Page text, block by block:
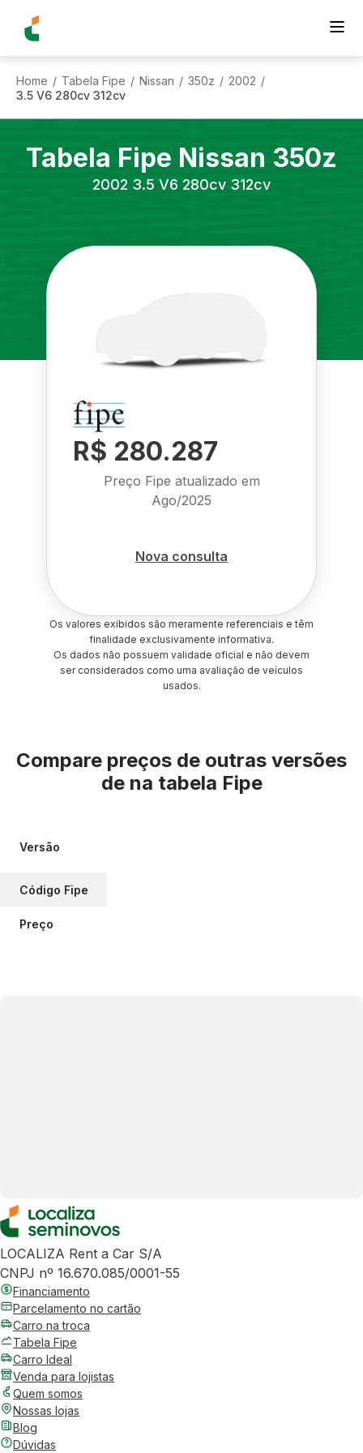
Home / Tabela Fipe / Nissan / 350z / 2002 /
3.5 V6 280cv 312cv
Tabela Fipe Nissan 350z
2002 3.5 V6 280cv 312cv
R$ 280.287
Preço Fipe atualizado em
Ago/2025
Nova consulta
Os valores exibidos são meramente referenciais e têm
finalidade exclusivamente informativa.
Os dados não possuem validade oficial e não devem
ser considerados como uma avaliação de veículos
usados.
Compare preços de outras versões
de na tabela Fipe
Versão
Código Fipe
Preço
LOCALIZA Rent a Car S/A
CNPJ nº 16.670.085/0001-55
Financiamento
Parcelamento no cartão
Carro na troca
Tabela Fipe
Carro Ideal
Venda para lojistas
Quem somos
Nossas lojas
Blog
Dúvidas